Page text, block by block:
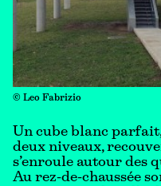
© Leo Fabrizio
Un cube blanc
deux niveaux,
s’enroule autour des
Au rez-de-chaussée